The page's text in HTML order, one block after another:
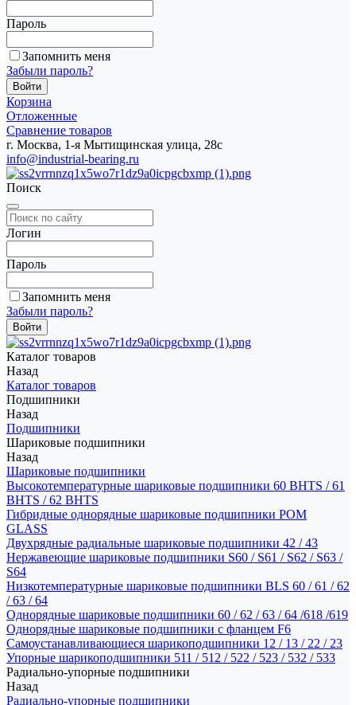
Пароль
Запомнить меня
Забыли пароль?
Корзина
Отложенные
Сравнение товаров
г. Москва, 1-я Мытищинская улица, 28с
info@industrial-bearing.ru
Поиск
Логин
Пароль
Запомнить меня
Забыли пароль?
Каталог товаров
Назад
Каталог товаров
Подшипники
Назад
Подшипники
Шариковые подшипники
Назад
Шариковые подшипники
Высокотемпературные шариковые подшипники 60 BHTS / 61
BHTS / 62 BHTS
Гибридные однорядные шариковые подшипники POM
GLASS
Двухрядные радиальные шариковые подшипники 42 / 43
Нержавеющие шариковые подшипники S60 / S61 / S62 / S63 /
S64
Низкотемпературные шариковые подшипники BLS 60 / 61 / 62
/ 63 / 64
Однорядные шариковые подшипники 60 / 62 / 63 / 64 /618 /619
Однорядные шариковые подшипники с фланцем F6
Самоустанавливающиеся шарикоподшипники 12 / 13 / 22 / 23
Упорные шарикоподшипники 511 / 512 / 522 / 523 / 532 / 533
Радиально-упорные подшипники
Назад
Радиально-упорные подшипники